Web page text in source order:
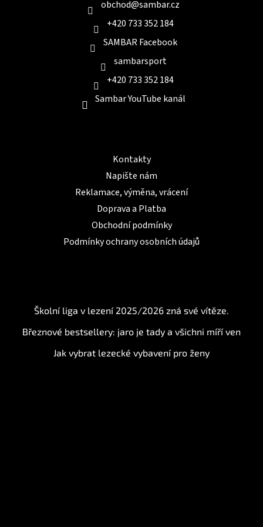
obchod@sambar.cz
+420 733 352 184
SAMBAR Facebook
sambarsport
+420 733 352 184
Sambar YouTube kanál
Kontakty
Napište nám
Reklamace, výměna, vrácení
Doprava a Platba
Obchodní podmínky
Podmínky ochrany osobních údajů
Školní liga v lezení 2025/2026 zná své vítěze.
Březnové bestsellery: jaro je tady a všichni míří ven
Jak vybrat lezecké vybavení pro ženy